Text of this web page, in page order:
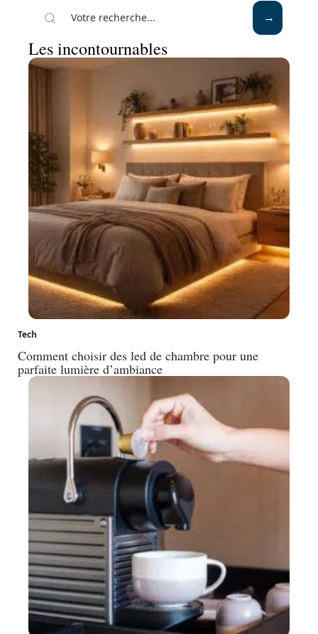
Les incontournables
Tech
Comment choisir des led de chambre pour une
parfaite lumière d’ambiance